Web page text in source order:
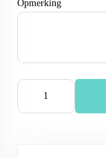
Opmerking